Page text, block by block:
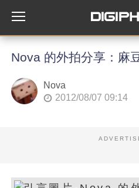
Nova 的外拍分享：麻
Nova
2012/08/07 09:14